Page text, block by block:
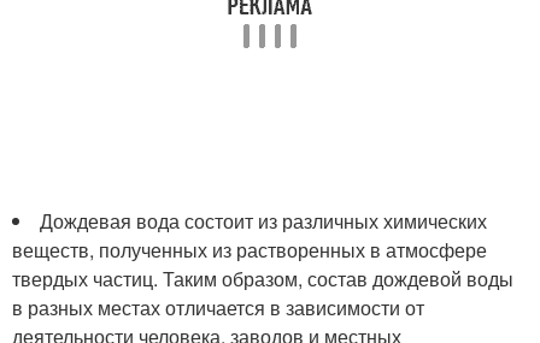
Дождевая вода состоит из различных химических
веществ, полученных из растворенных в атмосфере
твердых частиц. Таким образом, состав дождевой воды
в разных местах отличается в зависимости от
деятельности человека, заводов и местных